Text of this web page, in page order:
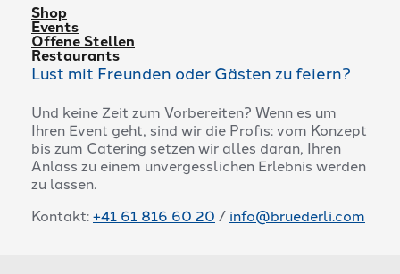
Shop
Events
Offene Stellen
Restaurants
Lust mit Freunden oder Gästen zu feiern?
Und keine Zeit zum Vorbereiten? Wenn es um
Ihren Event geht, sind wir die Profis: vom Konzept
bis zum Catering setzen wir alles daran, Ihren
Anlass zu einem unvergesslichen Erlebnis werden
zu lassen.
Kontakt:+41 61 816 60 20 / info@bruederli.com